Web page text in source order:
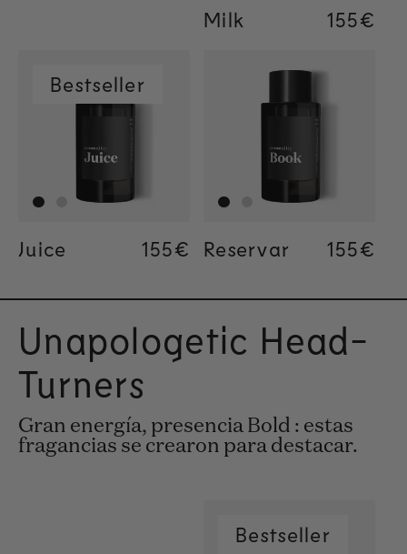
Milk 155€
155€
34€
Bestseller
Juice Regular price
155€
Regular price
155€
Regular price
34€ Reservar 155€
155€
34€
Unapologetic Head-
Turners
Gran energía, presencia Bold : estas
fragancias se crearon para destacar.
Bestseller